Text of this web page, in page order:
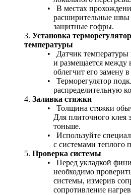
В местах
расширительные швы
защитные гофры.
Установка
температуры
Датчик температуры
и размещается между
облегчит его замену
Терморегулятор
распределительную
Заливка стяжки
Толщина стяжки
Для плиточного клея
тоньше.
Используйте
с системами теплого
Проверка системы
Перед укладкой
необходимо
системы, измерив
сопротивление